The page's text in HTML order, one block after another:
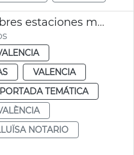
Normalización nombres estaciones metro
VALENCIA
TEMÁTICA
NOTARIO